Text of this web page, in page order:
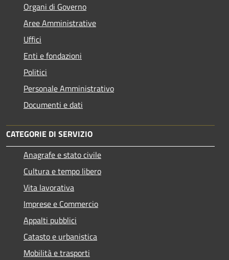
Organi di Governo
Aree Amministrative
Uffici
Enti e fondazioni
Politici
Personale Amministrativo
Documenti e dati
CATEGORIE DI SERVIZIO
Anagrafe e stato civile
Cultura e tempo libero
Vita lavorativa
Imprese e Commercio
Appalti pubblici
Catasto e urbanistica
Mobilità e trasporti